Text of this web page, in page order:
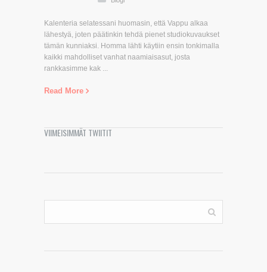
Kalenteria selatessani huomasin, että Vappu alkaa
lähestyä, joten päätinkin tehdä pienet studiokuvaukset
tämän kunniaksi. Homma lähti käytiin ensin tonkimalla
kaikki mahdolliset vanhat naamiaisasut, josta
rankkasimme kak ...
Read More
VIIMEISIMMÄT TWIITIT